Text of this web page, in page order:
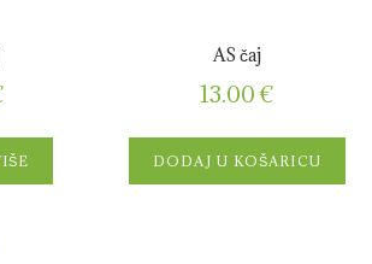
AS čaj
13.00 €
DODAJ U KOŠARICU